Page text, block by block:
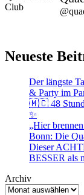
Neueste
Der längste
& Party im
🇲🇨 48
✨
„Hier
Bonn: Die
Dieser
BESSER als
Archiv